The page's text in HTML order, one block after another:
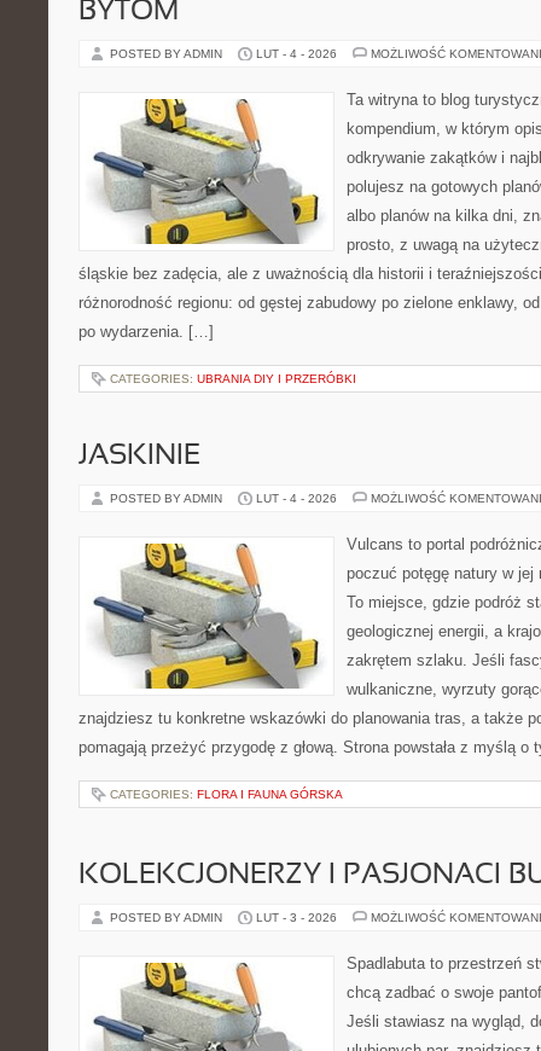
BYTOM
POSTED BY ADMIN LUT - 4 - 2026 MOŻLIWOŚĆ
Ta witryna to blog
kompendium, w którym
odkrywanie zakątków i
polujesz na gotowych
albo planów na kilka dni,
prosto, z uwagą na
śląskie bez zadęcia, ale z uważnością dla historii i
różnorodność regionu: od gęstej zabudowy po zielone enklawy,
po wydarzenia. […]
CATEGORIES: UBRANIA DIY I PRZERÓBKI
JASKINIE
POSTED BY ADMIN LUT - 4 - 2026 MOŻLIWOŚĆ
Vulcans to portal
poczuć potęgę natury w jej
To miejsce, gdzie podróż
geologicznej energii, a
zakrętem szlaku. Jeśli
wulkaniczne, wyrzuty
znajdziesz tu konkretne wskazówki do planowania tras, a także
pomagają przeżyć przygodę z głową. Strona powstała z myślą
CATEGORIES: FLORA I FAUNA GÓRSKA
KOLEKCJONERZY I PASJONACI
POSTED BY ADMIN LUT - 3 - 2026 MOŻLIWOŚĆ
Spadlabuta to przestrzeń
chcą zadbać o swoje
Jeśli stawiasz na wygląd,